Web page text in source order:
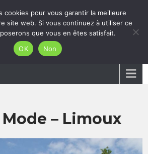
05 61 27 66 83
et Création
– Limoux
cookies pour vous garantir la meilleure
site web. Si vous continuez à utiliser ce
que vous en êtes satisfait.
OK
Non